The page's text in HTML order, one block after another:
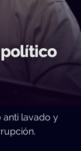
político
anti lavado y